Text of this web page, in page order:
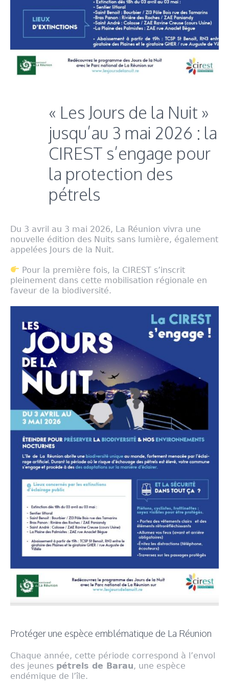
« Les Jours de la Nuit »
jusqu’au 3 mai 2026 : la
CIREST s’engage pour
la protection des
pétrels
Du 3 avril au 3 mai 2026, La Réunion vivra une
nouvelle édition des Nuits sans lumière, également
appelées Jours de la Nuit.
Pour la première fois, la CIREST s’inscrit
pleinement dans cette mobilisation régionale en
faveur de la biodiversité.
Protéger une espèce emblématique de La Réunion
Chaque année, cette période correspond à l’envol
des jeunes pétrels de Barau, une espèce
endémique de l’île.